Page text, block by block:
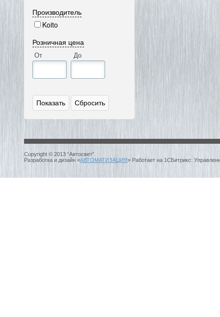
Производитель
Koito
Розничная цена
От До
Copyright © 2013 “Автосвет”.
Разработка и дизайн «АВТОМАТИЗАЦИЯ» Работает на 1СБитрикс: